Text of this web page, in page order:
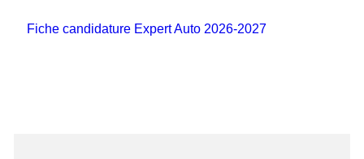
Fiche candidature Expert Auto 2026-2027